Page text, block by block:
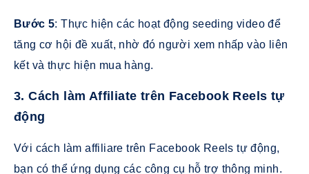
Bước 5: Thực hiện các hoạt động seeding video để
tăng cơ hội đề xuất, nhờ đó người xem nhấp vào liên
kết và thực hiện mua hàng.
3. Cách làm Affiliate trên Facebook Reels tự
động
Với cách làm affiliare trên Facebook Reels tự động,
bạn có thể ứng dụng các công cụ hỗ trợ thông minh.